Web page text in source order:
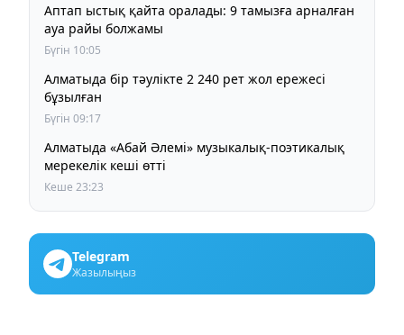
Аптап ыстық қайта оралады: 9 тамызға арналған
ауа райы болжамы
Бүгін 10:05
Алматыда бір тәулікте 2 240 рет жол ережесі
бұзылған
Бүгін 09:17
Алматыда «Абай Әлемі» музыкалық-поэтикалық
мерекелік кеші өтті
Кеше 23:23
Telegram
Жазылыңыз